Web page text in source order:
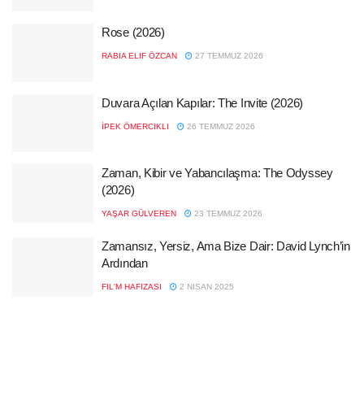
Rose (2026)
RABIA ELIF ÖZCAN 27 TEMMUZ 2026
Duvara Açılan Kapılar: The Invite (2026)
İPEK ÖMERCIKLI 26 TEMMUZ 2026
Zaman, Kibir ve Yabancılaşma: The Odyssey
(2026)
YAŞAR GÜLVEREN 23 TEMMUZ 2026
Zamansız, Yersiz, Ama Bize Dair: David Lynch’in
Ardından
FIL'M HAFIZASI 2 NISAN 2025